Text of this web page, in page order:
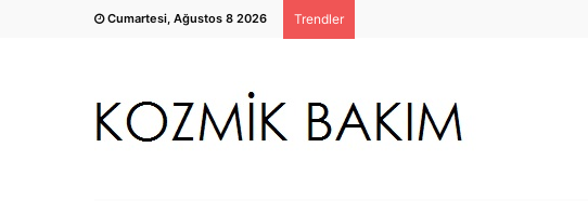
Cumartesi, Ağustos 8 2026 Trendler